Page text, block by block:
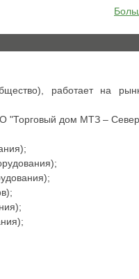
работает на
"Торговый дом МТЗ –